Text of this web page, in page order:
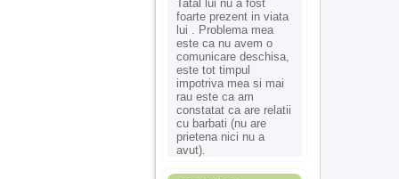
Tatal lui nu a fost
foarte prezent in viata
lui . Problema mea
este ca nu avem o
comunicare deschisa,
este tot timpul
impotriva mea si mai
rau este ca am
constatat ca are relatii
cu barbati (nu are
prietena nici nu a
avut).